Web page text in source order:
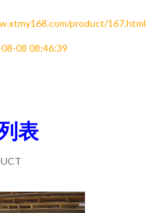
product/167.html
08 08:46:39
表